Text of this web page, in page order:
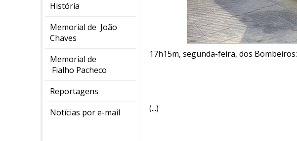
História
Memorial de João
Chaves
Memorial de
Fialho Pacheco
Reportagens
Notícias por e-mail
17h15m, segunda-feira, dos Bombeiros:
(...)